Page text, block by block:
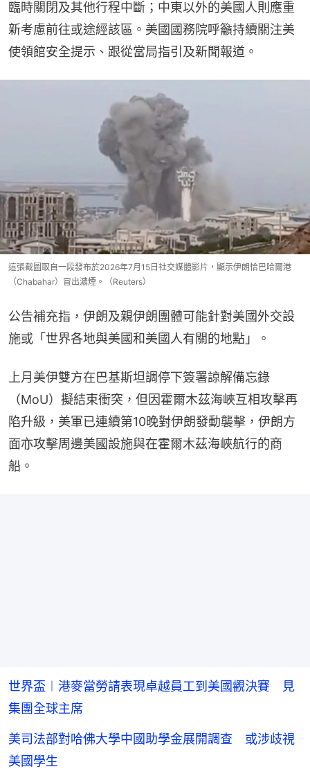
臨時關閉及其他行程中斷；中東以外的美國人則應重
新考慮前往或途經該區。美國國務院呼籲持續關注美
使領館安全提示、跟從當局指引及新聞報道。
這張截圖取自一段發布於2026年7月15日社交媒體影片，顯示伊朗恰巴哈爾港
（Chabahar）冒出濃煙。（Reuters）
公告補充指，伊朗及親伊朗團體可能針對美國外交設
施或「世界各地與美國和美國人有關的地點」。
上月美伊雙方在巴基斯坦調停下簽署諒解備忘錄
（MoU）擬結束衝突，但因霍爾木茲海峽互相攻擊再
陷升級，美軍已連續第10晚對伊朗發動襲擊，伊朗方
面亦攻擊周邊美國設施與在霍爾木茲海峽航行的商
船。
世界盃︱港麥當勞請表現卓越員工到美國觀決賽 見
集團全球主席
美司法部對哈佛大學中國助學金展開調查 或涉歧視
美國學生